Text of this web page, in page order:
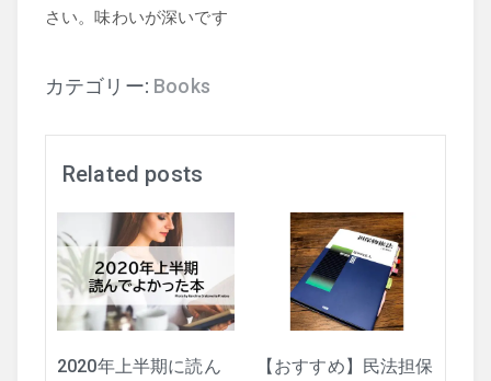
さい。味わいが深いです
カテゴリー: Books
Related posts
2020年上半期に読ん
【おすすめ】民法担保